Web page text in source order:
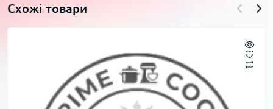
Схожі товари